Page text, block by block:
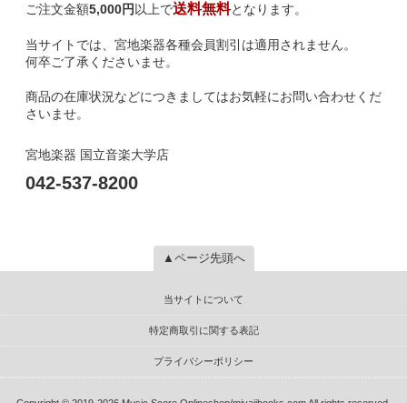
ご注文金額5,000円 以上で送料無料となります。
当サイトでは、宮地楽器各種会員割引は適用されません。
何卒ご了承くださいませ。
商品の在庫状況などにつきましてはお気軽にお問い合わせくだ
さいませ。
宮地楽器 国立音楽大学店
042-537-8200
▲ページ先頭へ
当サイトについて
特定商取引に関する表記
プライバシーポリシー